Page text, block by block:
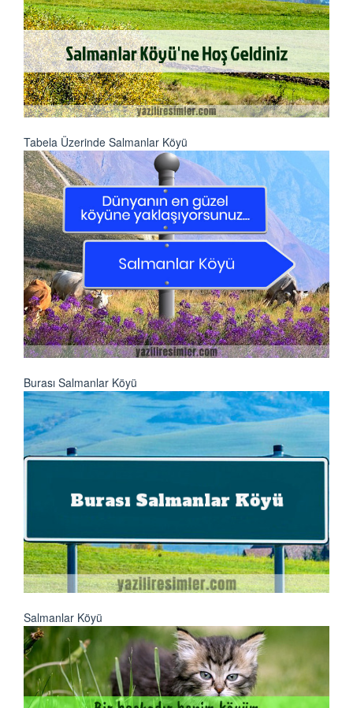
Tabela Üzerinde Salmanlar Köyü
Burası Salmanlar Köyü
Salmanlar Köyü